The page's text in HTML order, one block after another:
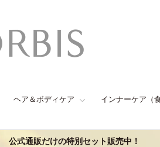
ヘア＆ボディケア インナーケア（
公式通販だけの特別セット販売中！